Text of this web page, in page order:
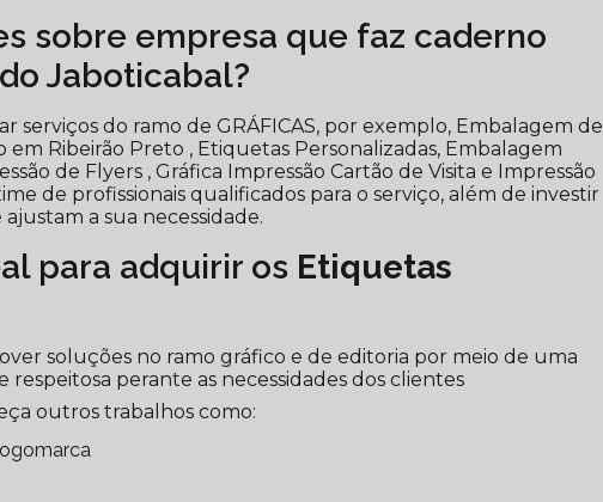
sobre empresa que faz caderno
Jaboticabal?
serviços do ramo de GRÁFICAS, por exemplo, Embalagem de
em Ribeirão Preto , Etiquetas Personalizadas, Embalagem
de Flyers , Gráfica Impressão Cartão de Visita e Impressão
de profissionais qualificados para o serviço, além de investir
a sua necessidade.
para adquirir os Etiquetas
soluções no ramo gráfico e de editoria por meio de uma
perante as necessidades dos clientes
outros trabalhos como: